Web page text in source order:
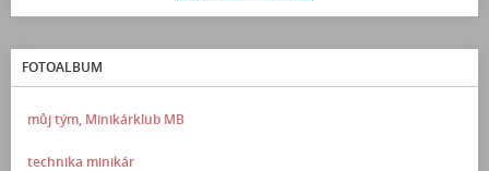
FOTOALBUM
můj tým, Minikárklub MB
technika minikár